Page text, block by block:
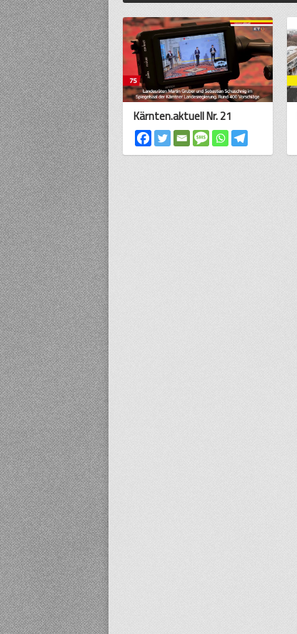
Kärnten.aktuell Nr. 21